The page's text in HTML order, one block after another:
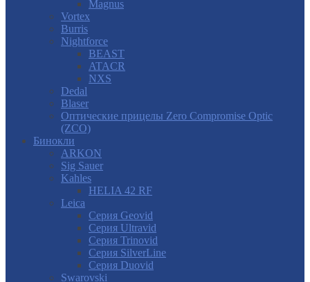
Magnus
Vortex
Burris
Nightforce
BEAST
ATACR
NXS
Dedal
Blaser
Оптические прицелы Zero Compromise Optic
(ZCO)
Бинокли
ARKON
Sig Sauer
Kahles
HELIA 42 RF
Leica
Серия Geovid
Серия Ultravid
Серия Trinovid
Серия SilverLine
Серия Duovid
Swarovski